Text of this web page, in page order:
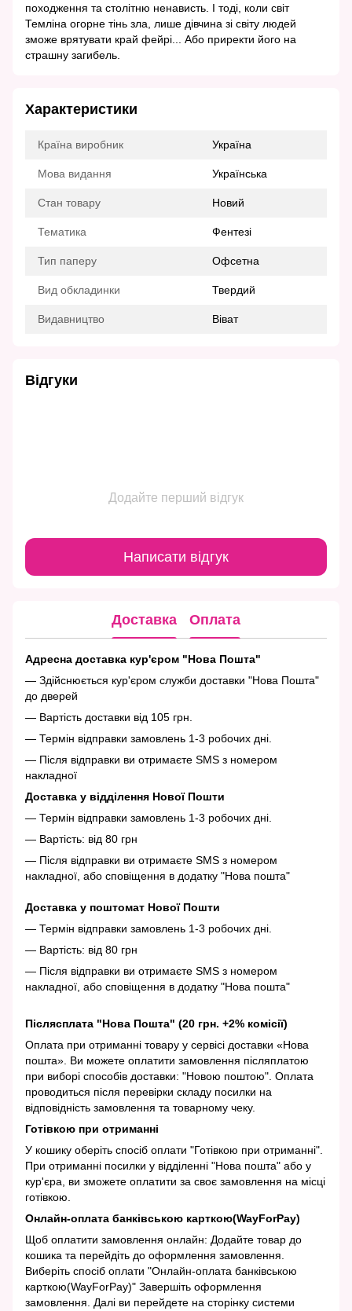
походження та столітню ненависть. І тоді, коли світ
Темліна огорне тінь зла, лише дівчина зі світу людей
зможе врятувати край фейрі... Або приректи його на
страшну загибель.
Характеристики
Країна виробник Україна
Мова видання Українська
Стан товару Новий
Тематика Фентезі
Тип паперу Офсетна
Вид обкладинки Твердий
Видавництво Віват
Відгуки
Додайте перший відгук
Написати відгук
Доставка Оплата
Адресна доставка кур'єром "Нова Пошта"
— Здійснюється кур'єром служби доставки "Нова Пошта"
до дверей
— Вартість доставки від 105 грн.
— Термін відправки замовлень 1-3 робочих дні.
— Після відправки ви отримаєте SMS з номером
накладної
Доставка у відділення Нової Пошти
— Термін відправки замовлень 1-3 робочих дні.
— Вартість: від 80 грн
— Після відправки ви отримаєте SMS з номером
накладної, або сповіщення в додатку "Нова пошта"
Доставка у поштомат Нової Пошти
— Термін відправки замовлень 1-3 робочих дні.
— Вартість: від 80 грн
— Після відправки ви отримаєте SMS з номером
накладної, або сповіщення в додатку "Нова пошта"
Післясплата "Нова Пошта" (20 грн. +2% комісії)
Оплата при отриманні товару у сервісі доставки «Нова
пошта». Ви можете оплатити замовлення післяплатою
при виборі способів доставки: "Новою поштою". Оплата
проводиться після перевірки складу посилки на
відповідність замовлення та товарному чеку.
Готівкою при отриманні
У кошику оберіть спосіб оплати "Готівкою при отриманні".
При отриманні посилки у відділенні "Нова пошта" або у
кур'єра, ви зможете оплатити за своє замовлення на місці
готівкою.
Онлайн-оплата банківською карткою(WayForPay)
Щоб оплатити замовлення онлайн: Додайте товар до
кошика та перейдіть до оформлення замовлення.
Виберіть спосіб оплати "Онлайн-оплата банківською
карткою(WayForPay)" Завершіть оформлення
замовлення. Далі ви перейдете на сторінку системи